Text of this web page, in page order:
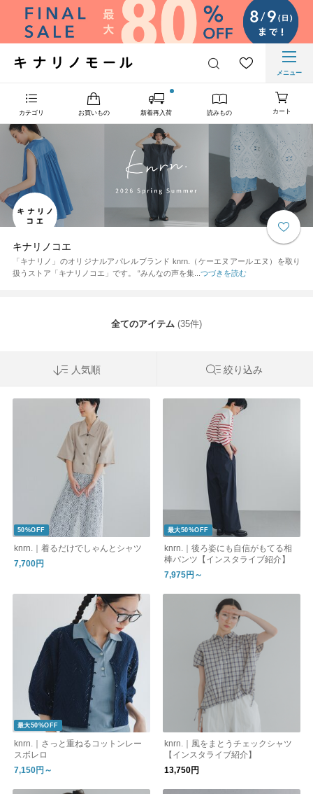
メニュー
カテゴリ お買いもの 新着再入荷 読みもの カート
キナリノコエ
「キナリノ」のオリジナルアパレルブランド knrn.（ケーエヌアールエヌ）を取り
扱うストア「キナリノコエ」です。 “みんなの声を集... つづきを読む
全てのアイテム (35件)
人気順 絞り込み
50%OFF
knrn.｜着るだけでしゃんとシャツ
7,700円
最大50%OFF
knrn.｜後ろ姿にも自信がもてる相
棒パンツ【インスタライブ紹介】
7,975円～
最大50%OFF
knrn.｜さっと重ねるコットンレー
スボレロ
7,150円～
knrn.｜風をまとうチェックシャツ
【インスタライブ紹介】
13,750円